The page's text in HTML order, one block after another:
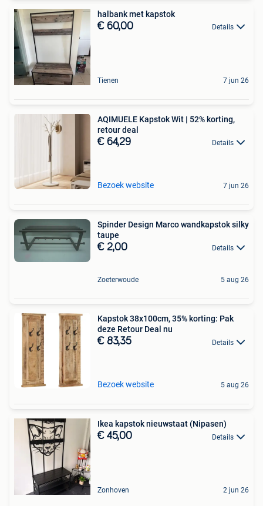
halbank met kapstok
€ 60,00 Details
Tienen 7 jun 26
AQIMUELE Kapstok Wit | 52% korting,
retour deal
€ 64,29 Details
Bezoek website 7 jun 26
Spinder Design Marco wandkapstok silky
taupe
€ 2,00 Details
Zoeterwoude 5 aug 26
Kapstok 38x100cm, 35% korting: Pak
deze Retour Deal nu
€ 83,35 Details
Bezoek website 5 aug 26
Ikea kapstok nieuwstaat (Nipasen)
€ 45,00 Details
Zonhoven 2 jun 26